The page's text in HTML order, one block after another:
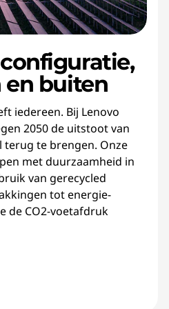
en buiten
iedereen. Bij Lenovo
2050 de uitstoot van
te brengen. Onze
met duurzaamheid in
van gerecycled
tot energie-
de CO2-voetafdruk